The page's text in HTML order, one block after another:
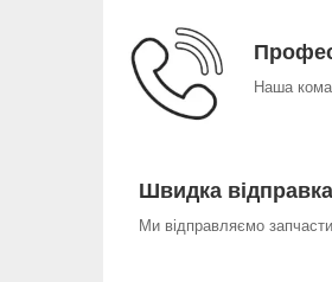
Наша
Швидка відправка
Ми відправляємо